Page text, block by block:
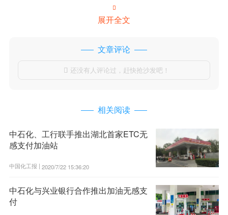

展开全文
文章评论
 还没有人评论过，赶快抢沙发吧！
相关阅读
中石化、工行联手推出湖北首家ETC无
感支付加油站
中国化工报 | 2020/7/22 15:36:20
中石化与兴业银行合作推出加油无感支
付